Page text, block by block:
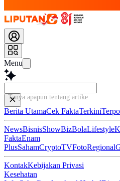
Menu
Tanya apapun tentang artikel ini...
Berita UtamaCek FaktaTerkini
NewsBisnisShowBizBolaLifestyle
FaktaEnam
PlusSahamCryptoTVFotoRegional
KontakKebijakan Privasi
Kesehatan